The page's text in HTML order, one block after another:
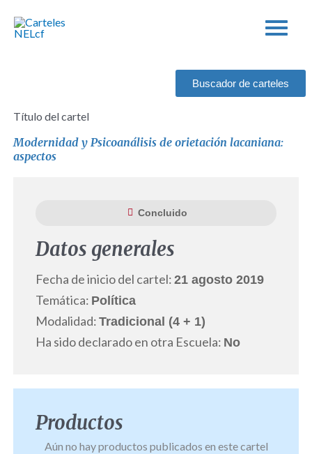
Buscador de carteles
Título del cartel
Modernidad y Psicoanálisis de orietación lacaniana:
aspectos
Concluido
Datos generales
Fecha de inicio del cartel: 21 agosto 2019
Temática: Política
Modalidad: Tradicional (4 + 1)
Ha sido declarado en otra Escuela: No
Productos
Aún no hay productos publicados en este cartel